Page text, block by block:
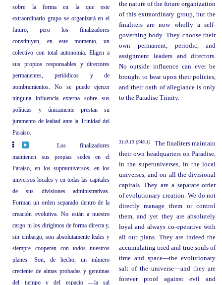
sobre la forma en la que este
extraordinario grupo se organizará en el
futuro, pero los finalizadores
constituyen, en este momento, un
colectivo con total autonomía. Eligen a
sus propios responsables y directores
permanentes, periódicos y de
nombramientos. No se puede ejercer
ninguna influencia externa sobre sus
políticas y únicamente prestan su
juramento de lealtad ante la Trinidad del
Paraíso.
the nature of the future organization
of this extraordinary group, but the
finaliters are now wholly a self-
governing body. They choose their
own permanent, periodic, and
assignment leaders and directors.
No outside influence can ever be
brought to bear upon their policies,
and their oath of allegiance is only
to the Paradise Trinity.
Los finalizadores
mantienen sus propias sedes en el
Paraíso, en los suprauniversos, en los
universos locales y en todas las capitales
de sus divisiones administrativas.
Forman un orden separado dentro de la
creación evolutiva. No están a nuestro
cargo ni los dirigimos de forma directa y,
sin embargo, son absolutamente leales y
siempre cooperan con todos nuestros
planes. Son, de hecho, un número
creciente de almas probadas y genuinas
del tiempo y del espacio —la sal
31:0.13 (346.1)
The finaliters maintain
their own headquarters on Paradise,
in the superuniverses, in the local
universes, and on all the divisional
capitals. They are a separate order
of evolutionary creation. We do not
directly manage them or control
them, and yet they are absolutely
loyal and always co-operative with
all our plans. They are indeed the
accumulating tried and true souls of
time and space—the evolutionary
salt of the universe—and they are
forever proof against evil and